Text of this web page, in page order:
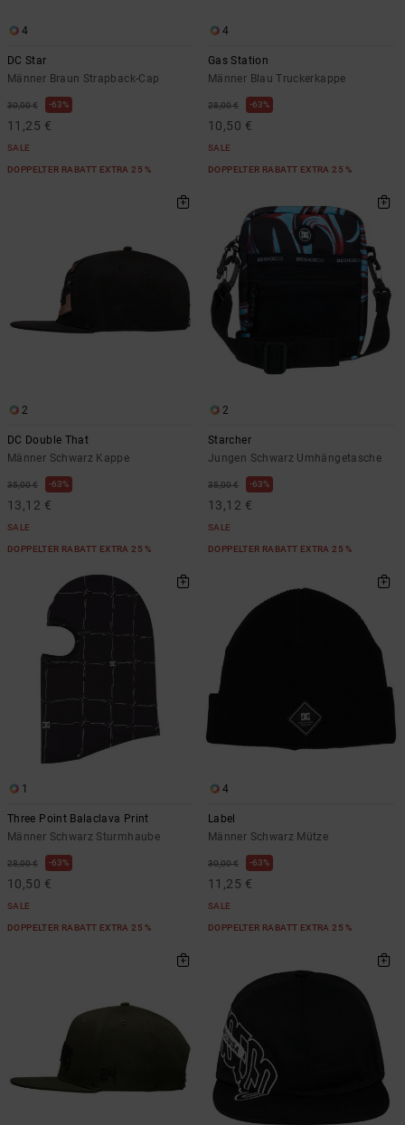
4
DC Star
Männer Braun Strapback-Cap
30,00 € 63%
11,25 €
SALE
DOPPELTER RABATT EXTRA 25 %
4
Gas Station
Männer Blau Truckerkappe
28,00 € 63%
10,50 €
SALE
DOPPELTER RABATT EXTRA 25 %
2
DC Double That
Männer Schwarz Kappe
35,00 € 63%
13,12 €
SALE
DOPPELTER RABATT EXTRA 25 %
2
Starcher
Jungen Schwarz Umhängetasche
35,00 € 63%
13,12 €
SALE
DOPPELTER RABATT EXTRA 25 %
1
Three Point Balaclava Print
Männer Schwarz Sturmhaube
28,00 € 63%
10,50 €
SALE
DOPPELTER RABATT EXTRA 25 %
4
Label
Männer Schwarz Mütze
30,00 € 63%
11,25 €
SALE
DOPPELTER RABATT EXTRA 25 %